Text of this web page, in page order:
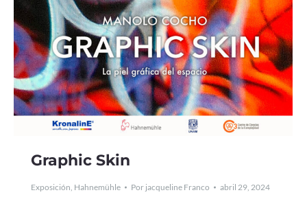
Graphic Skin
Exposición, Hahnemühle Por jacqueline Franco abril 29, 2024